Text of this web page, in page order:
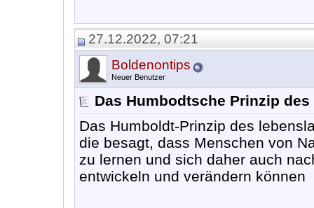
27.12.2022, 07:21
Boldenontips
Neuer Benutzer
Das Humbodtsche Prinzip
Das Humboldt-Prinzip des
die besagt, dass Menschen von
zu lernen und sich daher auch
entwickeln und verändern können